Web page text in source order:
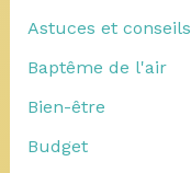
Astuces et conseils
Baptême de l'air
Bien-être
Budget